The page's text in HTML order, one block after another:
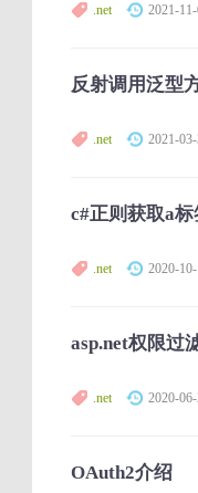
.net 2021-
反射调用泛型
.net 2021-
c#正则获取a
.net 2020-
asp.net权限过
.net 2020-
OAuth2介绍